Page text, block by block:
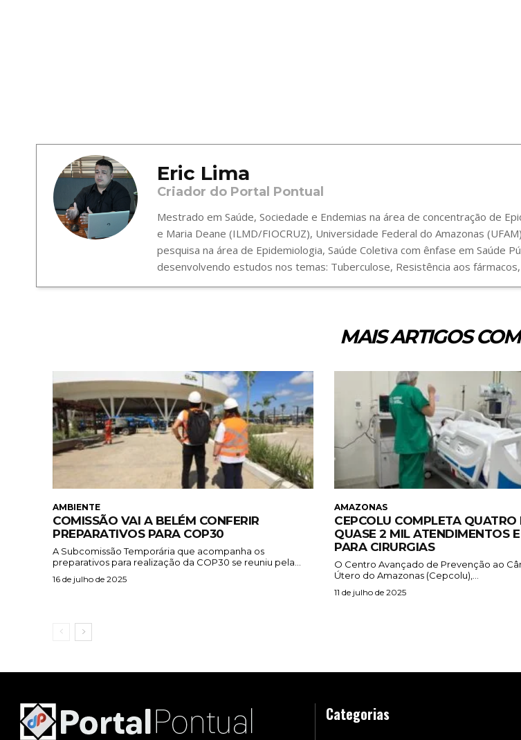
Eric Lima
Criador do Portal Pontual
Mestrado em Saúde, Sociedade e Endemias na área de concentração de
e Maria Deane (ILMD/FIOCRUZ), Universidade Federal do Amazonas
pesquisa na área de Epidemiologia, Saúde Coletiva com ênfase em Saúde
desenvolvendo estudos nos temas: Tuberculose, Resistência aos
MAIS ARTIGOS
AMBIENTE
COMISSÃO VAI A BELÉM CONFERIR
PREPARATIVOS PARA COP30
A Subcomissão Temporária que acompanha os
preparativos para realização da COP30 se reuniu pela...
16 de julho de 2025
AMAZONAS
CEPCOLU COMPLETA QUATRO
QUASE 2 MIL ATENDIMENTOS
PARA CIRURGIAS
O Centro Avançado de Prevenção ao
Útero do Amazonas (Cepcolu),...
11 de julho de 2025
Categorias